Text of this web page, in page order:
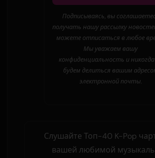
Подписываясь, вы
получать нашу рассылку
можете отписаться в любое
Мы уважаем вашу
конфиденциальность и
будем делиться вашим
электронной почты.
Слушайте Топ-40 K-Pop
вашей любимой